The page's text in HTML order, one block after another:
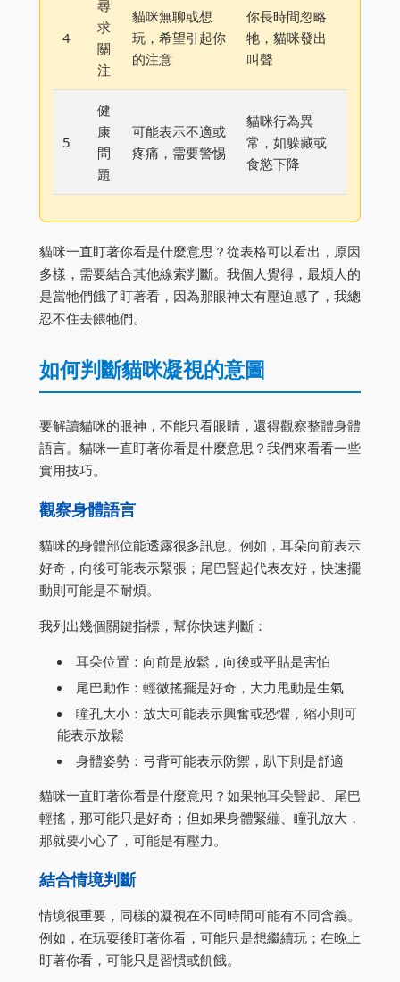
4
尋
求
關
注
貓咪無聊或想
玩，希望引起你
的注意
你長時間忽略
牠，貓咪發出
叫聲
5
健
康
問
題
可能表示不適或
疼痛，需要警惕
貓咪行為異
常，如躲藏或
食慾下降
貓咪一直盯著你看是什麼意思？從表格可以看出，原因
多樣，需要結合其他線索判斷。我個人覺得，最煩人的
是當牠們餓了盯著看，因為那眼神太有壓迫感了，我總
忍不住去餵牠們。
如何判斷貓咪凝視的意圖
要解讀貓咪的眼神，不能只看眼睛，還得觀察整體身體
語言。貓咪一直盯著你看是什麼意思？我們來看看一些
實用技巧。
觀察身體語言
貓咪的身體部位能透露很多訊息。例如，耳朵向前表示
好奇，向後可能表示緊張；尾巴豎起代表友好，快速擺
動則可能是不耐煩。
我列出幾個關鍵指標，幫你快速判斷：
耳朵位置：向前是放鬆，向後或平貼是害怕
尾巴動作：輕微搖擺是好奇，大力甩動是生氣
瞳孔大小：放大可能表示興奮或恐懼，縮小則可
能表示放鬆
身體姿勢：弓背可能表示防禦，趴下則是舒適
貓咪一直盯著你看是什麼意思？如果牠耳朵豎起、尾巴
輕搖，那可能只是好奇；但如果身體緊繃、瞳孔放大，
那就要小心了，可能是有壓力。
結合情境判斷
情境很重要，同樣的凝視在不同時間可能有不同含義。
例如，在玩耍後盯著你看，可能只是想繼續玩；在晚上
盯著你看，可能只是習慣或飢餓。